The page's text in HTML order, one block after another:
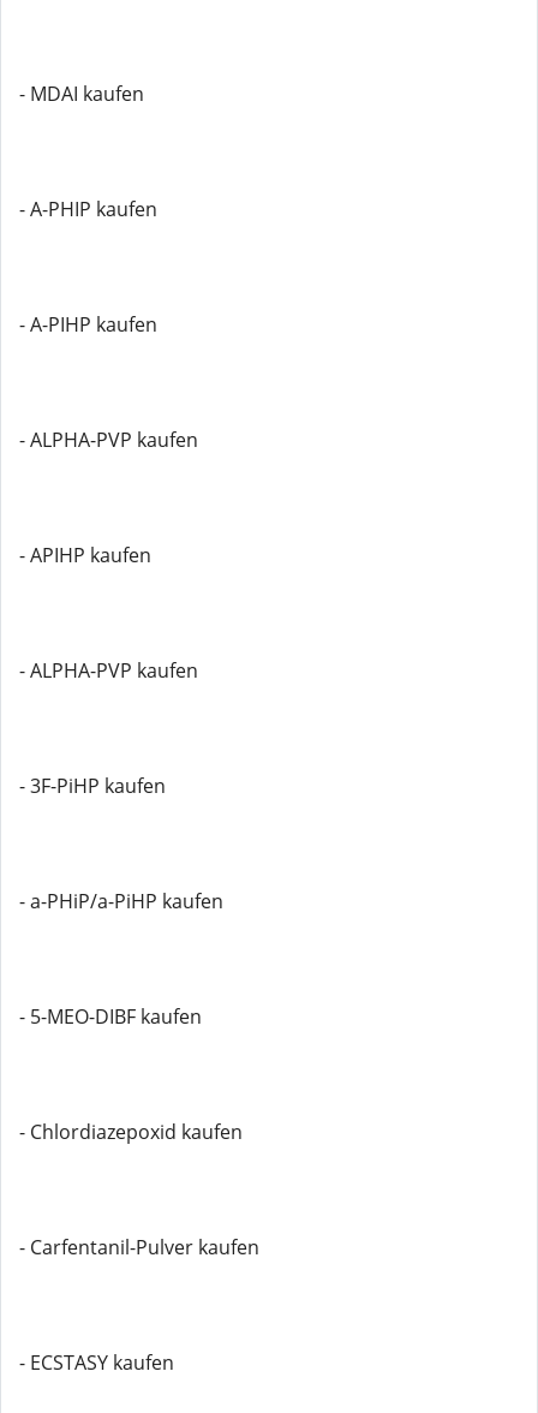
- MDAI kaufen
- A-PHIP kaufen
- A-PIHP kaufen
- ALPHA-PVP kaufen
- APIHP kaufen
- ALPHA-PVP kaufen
- 3F-PiHP kaufen
- a-PHiP/a-PiHP kaufen
- 5-MEO-DIBF kaufen
- Chlordiazepoxid kaufen
- Carfentanil-Pulver kaufen
- ECSTASY kaufen